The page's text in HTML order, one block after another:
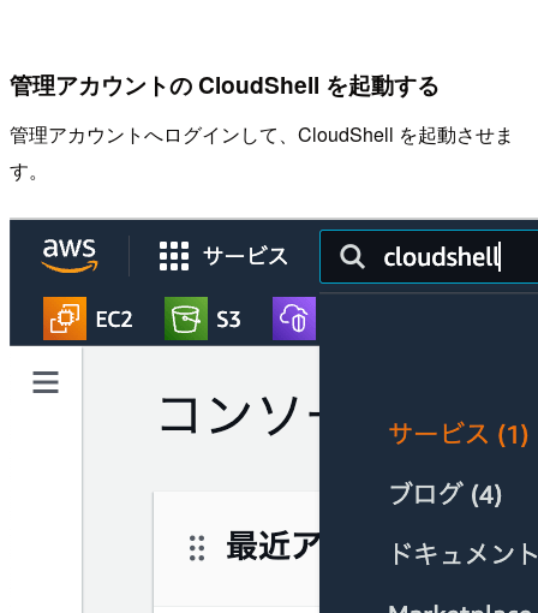
管理アカウントの CloudShell を起動する
管理アカウントへログインして、CloudShell を起動させま
す。